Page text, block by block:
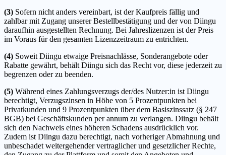
(3) Sofern nicht anders vereinbart, ist der Kaufpreis fällig und
zahlbar mit Zugang unserer Bestellbestätigung und der von Diingu
daraufhin ausgestellten Rechnung. Bei Jahreslizenzen ist der Preis
im Voraus für den gesamten Lizenzzeitraum zu entrichten.
(4) Soweit Diingu etwaige Preisnachlässe, Sonderangebote oder
Rabatte gewährt, behält Diingu sich das Recht vor, diese jederzeit zu
begrenzen oder zu beenden.
(5) Während eines Zahlungsverzugs der/des Nutzer:in ist Diingu
berechtigt, Verzugszinsen in Höhe von 5 Prozentpunkten bei
Privatkunden und 9 Prozentpunkten über dem Basiszinssatz (§ 247
BGB) bei Geschäftskunden per annum zu verlangen. Diingu behält
sich den Nachweis eines höheren Schadens ausdrücklich vor.
Zudem ist Diingu dazu berechtigt, nach vorheriger Abmahnung und
unbeschadet weitergehender vertraglicher und gesetzlicher Rechte,